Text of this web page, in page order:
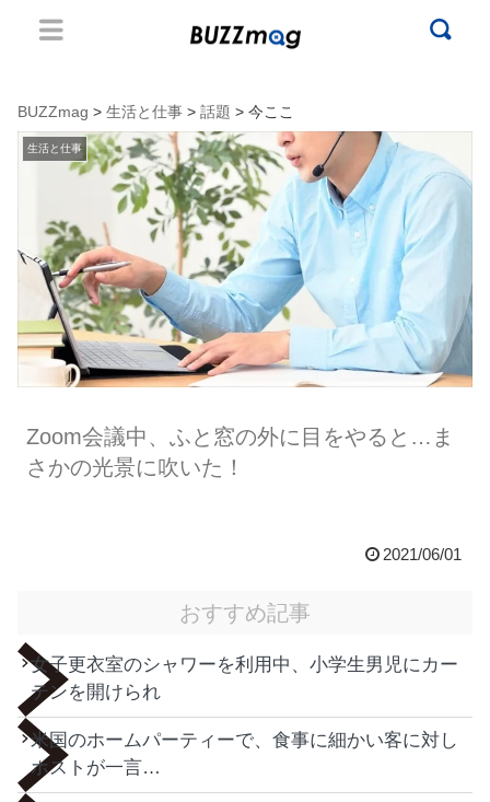
BUZZmag > 生活と仕事 > 話題 > 今ここ
生活と仕事
Zoom会議中、ふと窓の外に目をやると…ま
さかの光景に吹いた！
2021/06/01
おすすめ記事
女子更衣室のシャワーを利用中、小学生男児にカー
テンを開けられ
米国のホームパーティーで、食事に細かい客に対し
ホストが一言…